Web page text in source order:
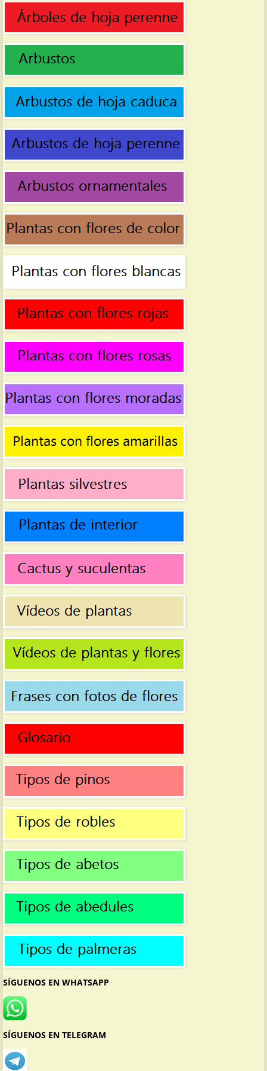
SÍGUENOS EN WHATSAPP
SÍGUENOS EN TELEGRAM